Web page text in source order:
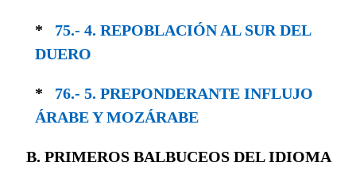
* 75.- 4. REPOBLACIÓN AL SUR DEL
DUERO
* 76.- 5. PREPONDERANTE INFLUJO
ÁRABE Y MOZÁRABE
B. PRIMEROS BALBUCEOS DEL IDIOMA